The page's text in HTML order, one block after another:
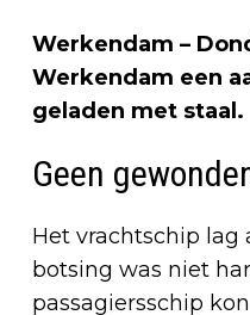
Werkendam –
Werkendam een
geladen met staal.
Geen
Het vrachtschip lag
botsing was niet
passagiersschip